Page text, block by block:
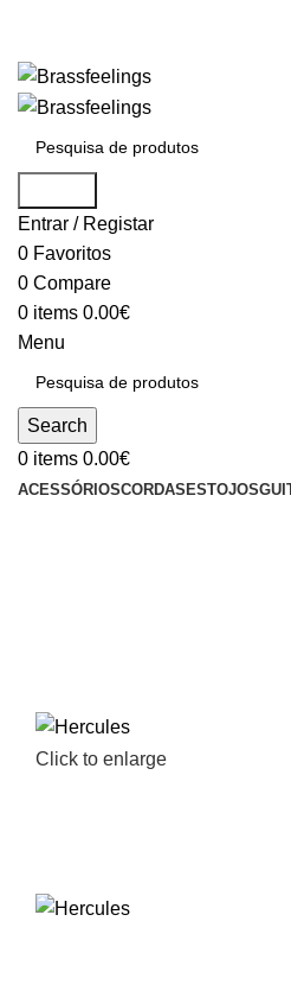
Entrar / Registar
0 Favoritos
0 Compare
0 items 0.00€
Menu
Search
0 items 0.00€
ACESSÓRIOSCORDAS ESTOJOS
Click to enlarge